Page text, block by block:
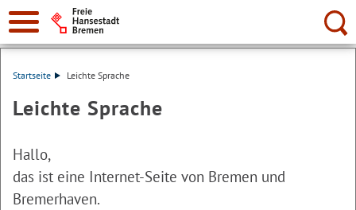
Suche:
Startseite Leichte Sprache
Leichte Sprache
Hallo,
das ist eine Internet-Seite von Bremen und
Bremerhaven.